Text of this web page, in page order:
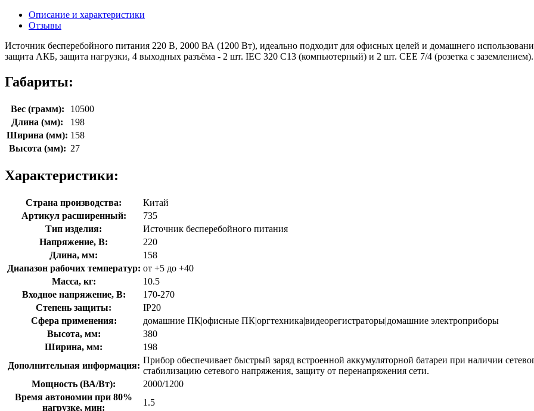
Описание и характеристики
Отзывы
Источник бесперебойного питания 220 В, 2000 ВА (1200 Вт), идеально подходит для офисных целей и домашнего
защита АКБ, защита нагрузки, 4 выходных разъёма - 2 шт. IEC 320 C13 (компьютерный) и 2 шт. CEE 7/4 (розетка с заземлением).
Габариты:
Вес (грамм):
10500
Длина (мм):
198
Ширина (мм): 158
Высота (мм): 27
Характеристики:
Страна производства:
Китай
Артикул расширенный:
735
Тип изделия:
Источник бесперебойного питания
Напряжение, В:
220
Длина, мм:
158
Диапазон рабочих температур: от +5 до +40
Масса, кг:
10.5
Входное напряжение, В:
170-270
Степень защиты:
IP20
Сфера применения:
домашние ПК|офисные ПК|оргтехника|видеорегистраторы|домашние электроприборы
Высота, мм:
380
Ширина, мм:
198
Дополнительная информация:
Прибор обеспечивает быстрый заряд встроенной аккумуляторной батареи при наличии
стабилизацию сетевого напряжения, защиту от перенапряжения сети.
Мощность (ВА/Вт):
2000/1200
Время автономии при 80%
нагрузке, мин:
1.5